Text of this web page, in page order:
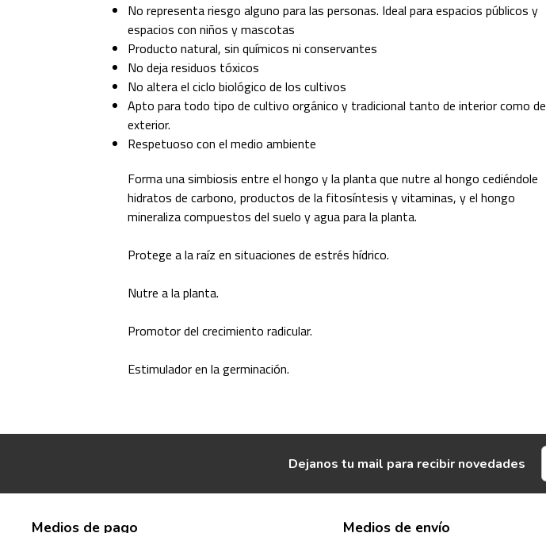
No representa riesgo alguno para las personas. Ideal para espacios públicos y
espacios con niños y mascotas
Producto natural, sin químicos ni conservantes
No deja residuos tóxicos
No altera el ciclo biológico de los cultivos
Apto para todo tipo de cultivo orgánico y tradicional tanto de interior como de
exterior.
Respetuoso con el medio ambiente
Forma una simbiosis entre el hongo y la planta que nutre al hongo cediéndole
hidratos de carbono, productos de la fitosíntesis y vitaminas, y el hongo
mineraliza compuestos del suelo y agua para la planta.
Protege a la raíz en situaciones de estrés hídrico.
Nutre a la planta.
Promotor del crecimiento radicular.
Estimulador en la germinación.
Dejanos tu mail para recibir novedades
Medios de pago Medios de envío